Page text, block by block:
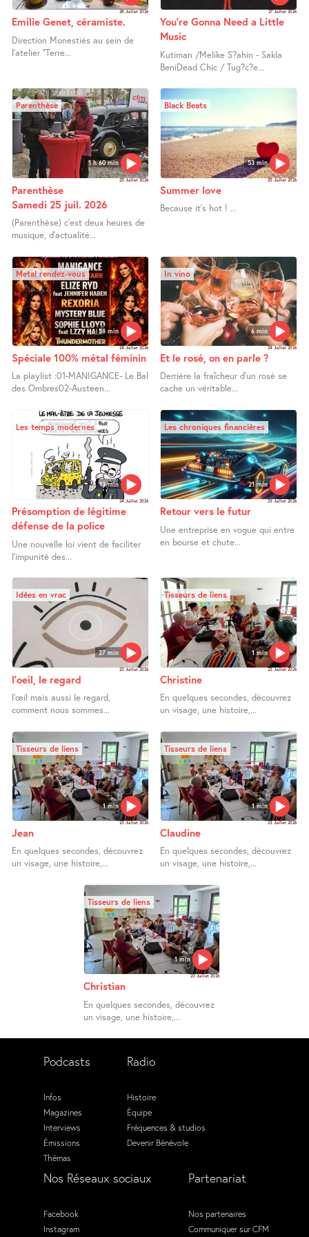
28 Juillet 2026
Emilie Genet, céramiste.
Direction Monestiés au sein de
l’atelier "Terre...
27 Juillet 2026
You’re Gonna Need a Little
Music
Kutiman /Melike S?ahin - Sakla
BeniDead Chic / Tug?c?e...
1 h 60 min
Parenthèse
25 Juillet 2026
Parenthèse
Samedi 25 juil. 2026
(Parenthèse) c’est deux heures de
musique, d’actualité...
53 min
Black Beats
25 Juillet 2026
Summer love
Because it’s hot ! ...
58 min
Metal rendez-vous
24 Juillet 2026
Spéciale 100% métal féminin
La playlist :01-MANIGANCE- Le Bal
des Ombres02-Austeen...
6 min
In vino
24 Juillet 2026
Et le rosé, on en parle ?
Derrière la fraîcheur d’un rosé se
cache un véritable...
13 min
Les temps modernes
24 Juillet 2026
Présomption de légitime
défense de la police
Une nouvelle loi vient de faciliter
l’impunité des...
21 min
Les chroniques financières
23 Juillet 2026
Retour vers le futur
Une entreprise en vogue qui entre
en bourse et chute...
27 min
Idées en vrac
23 Juillet 2026
l’oeil, le regard
l’œil mais aussi le regard,
comment nous sommes...
1 min
Tisseurs de liens
23 Juillet 2026
Christine
En quelques secondes, découvrez
un visage, une histoire,...
1 min
Tisseurs de liens
23 Juillet 2026
Jean
En quelques secondes, découvrez
un visage, une histoire,...
1 min
Tisseurs de liens
23 Juillet 2026
Claudine
En quelques secondes, découvrez
un visage, une histoire,...
1 min
Tisseurs de liens
23 Juillet 2026
Christian
En quelques secondes, découvrez
un visage, une histoire,...
Podcasts
Infos
Magazines
Interviews
Émissions
Thémas
Radio
Histoire
Équipe
Fréquences & studios
Devenir Bénévole
Nos Réseaux sociaux
Facebook
Instagram
Partenariat
Nos partenaires
Communiquer sur CFM